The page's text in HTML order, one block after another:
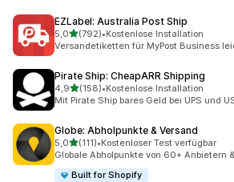
EZLabel: Australia Post Ship
5,0von 5 Sternen
(792)
792 Rezensionen insgesamt
•Kostenlose Installation
Versandetiketten für MyPost Business
Pirate Ship: CheapARR Shipping
4,9von 5 Sternen
(158)
158 Rezensionen insgesamt
•Kostenlose Installation
Mit Pirate Ship bares Geld bei UPS und
Globe: Abholpunkte & Versand
5,0von 5 Sternen
(111)
111 Rezensionen insgesamt
•Kostenloser Test verfügbar
Globale Abholpunkte von 60+ Anbietern
Built for Shopify